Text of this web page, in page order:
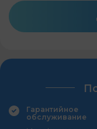
Гарантийное
обслуживание